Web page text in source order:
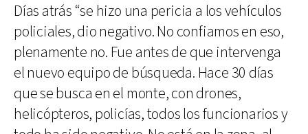
Días atrás “se hizo una pericia a los vehículos
policiales, dio negativo. No confiamos en eso,
plenamente no. Fue antes de que intervenga
el nuevo equipo de búsqueda. Hace 30 días
que se busca en el monte, con drones,
helicópteros, policías, todos los funcionarios y